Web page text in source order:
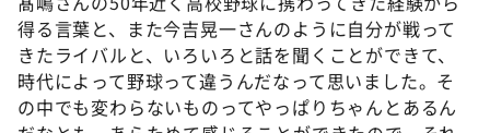
得る言葉と、また今吉晃一さんのように自分が戦って
きたライバルと、いろいろと話を聞くことができて、
時代によって野球って違うんだなって思いました。そ
の中でも変わらないものってやっぱりちゃんとあるん